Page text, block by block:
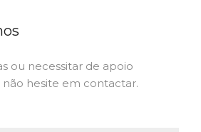
ou necessitar de apoio
não hesite em contactar.